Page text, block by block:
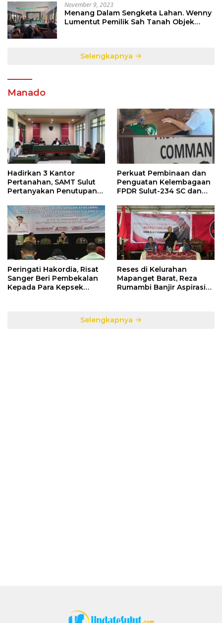
November 9, 2023
Menang Dalam Sengketa Lahan. Wenny
Lumentut Pemilik Sah Tanah Objek
Selengkapnya
Manado
Hadirkan 3 Kantor
Pertanahan, SAMT Sulut
Pertanyakan Penutupan
Anggaran Negara
Perkuat Pembinaan dan
Penguatan Kelembagaan
FPDR Sulut-234 SC dan
Peringati Hakordia, Risat
Sanger Beri Pembekalan
Kepada Para Kepsek
Reses di Kelurahan
Mapanget Barat, Reza
Rumambi Banjir Aspirasi
Selengkapnya